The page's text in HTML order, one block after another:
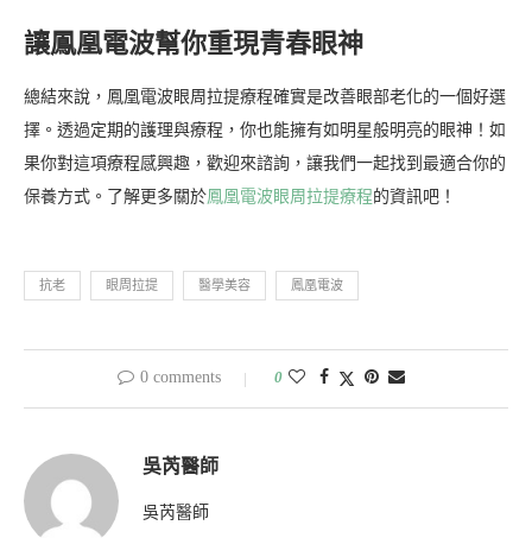
讓鳳凰電波幫你重現青春眼神
總結來說，鳳凰電波眼周拉提療程確實是改善眼部老化的一個好選
擇。透過定期的護理與療程，你也能擁有如明星般明亮的眼神！如
果你對這項療程感興趣，歡迎來諮詢，讓我們一起找到最適合你的
保養方式。了解更多關於鳳凰電波眼周拉提療程的資訊吧！
抗老 眼周拉提 醫學美容 鳳凰電波
0 comments 0
吳芮醫師
吳芮醫師